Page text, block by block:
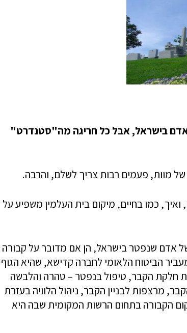
אדם בישראל, אבל כל חריגה מה"סטנדרט"
מוות, פעמים רבות צריך לשלם, והרבה.
כמו בחיים, מיקום בית העלמין משפיע על
אדם שנפטר בישראל, הן אם מדובר על קבורה
הביטוח הלאומי לחברה קדישא, שהיא הגוף
חלקת הקבר, טיפול בנפטר – טהרה והלבשה
מרצפות לבניין הקבר, ניהול הלוויה בעזרת
הקבורה בתחום הרשות המקומית שבה היא